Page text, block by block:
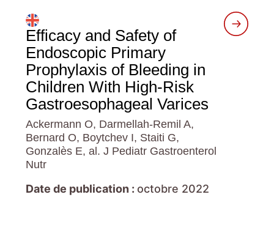
Efficacy and Safety of
Endoscopic Primary
Prophylaxis of Bleeding in
Children With High-Risk
Gastroesophageal Varices
Ackermann O, Darmellah-Remil A,
Bernard O, Boytchev I, Staiti G,
Gonzalès E, al. J Pediatr Gastroenterol
Nutr
Date de publication : octobre 2022